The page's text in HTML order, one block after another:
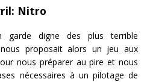
Nitro
digne des plus terrible
nous proposait alors un jeu aux
nous préparer au pire et nous
nécessaires à un pilotage de